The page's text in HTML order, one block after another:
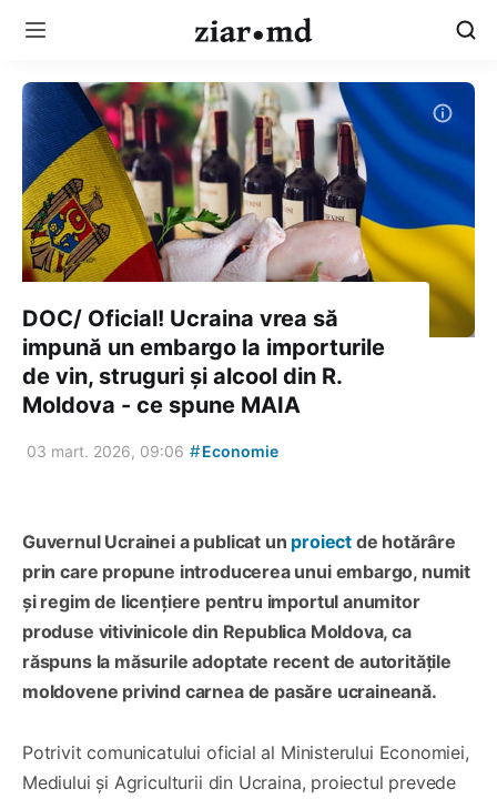
DOC/ Oficial! Ucraina vrea să
impună un embargo la importurile
de vin, struguri și alcool din R.
Moldova - ce spune MAIA
03 mart. 2026, 09:06 #Economie
Guvernul Ucrainei a publicat un proiect de hotărâre
prin care propune introducerea unui embargo, numit
și regim de licențiere pentru importul anumitor
produse vitivinicole din Republica Moldova, ca
răspuns la măsurile adoptate recent de autoritățile
moldovene privind carnea de pasăre ucraineană.
Potrivit comunicatului oficial al Ministerului Economiei,
Mediului și Agriculturii din Ucraina, proiectul prevede